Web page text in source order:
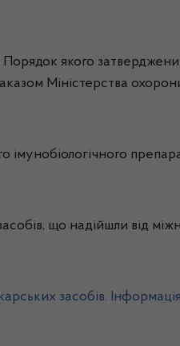
якого
Міністерства
імунобіологічного
що надійшли від
засобів.